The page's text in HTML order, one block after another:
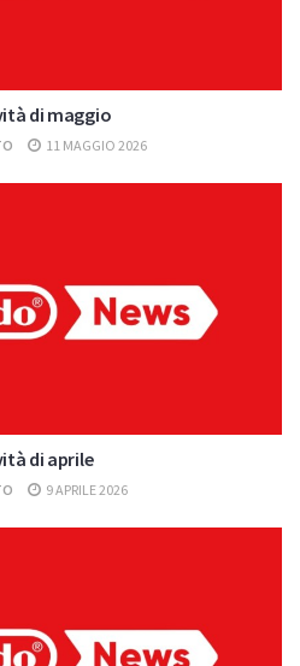
di maggio
11 MAGGIO 2026
di aprile
9 APRILE 2026